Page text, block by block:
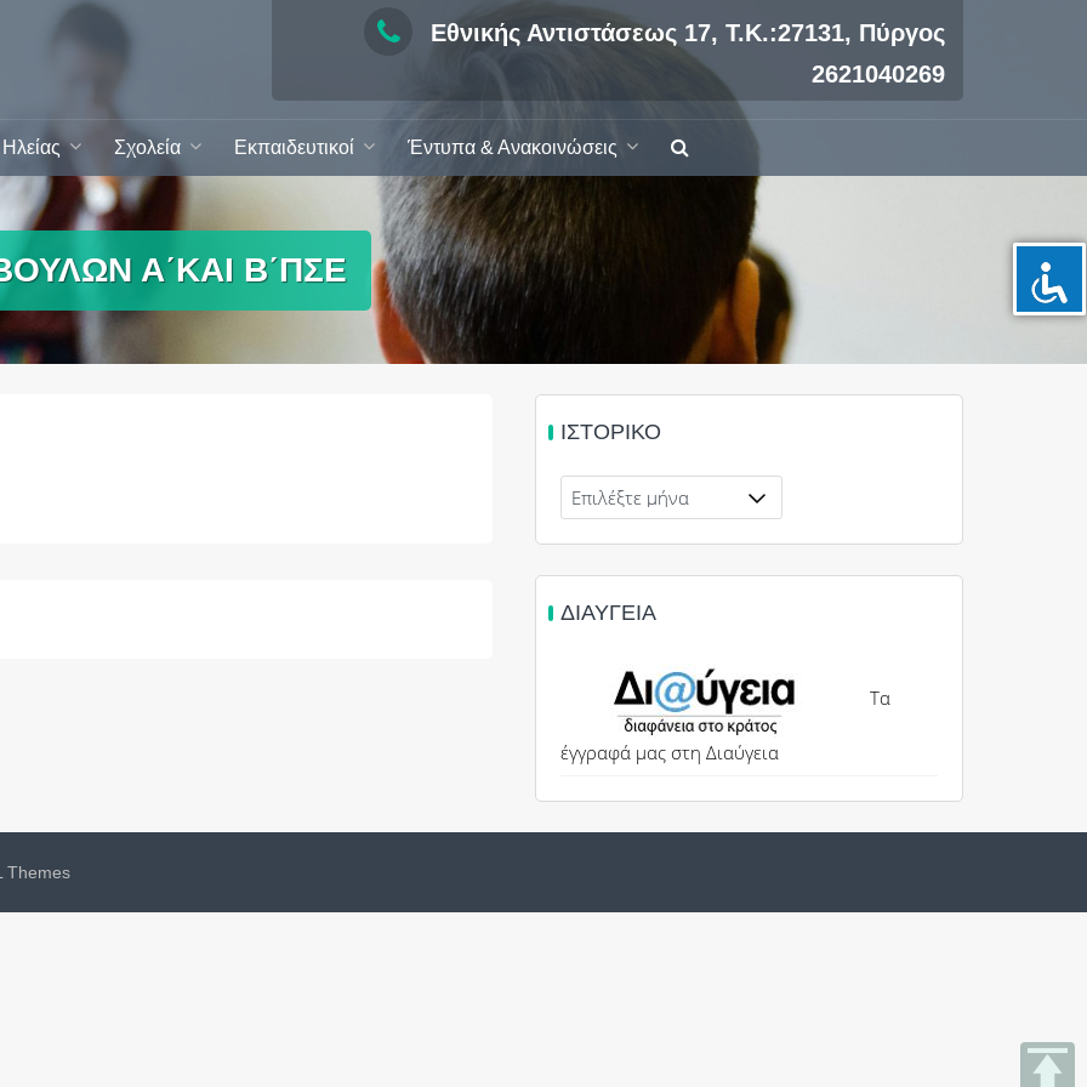
Εθνικής Αντιστάσεως 17, Τ.Κ.:27131, Πύργος
2621040269
Σχολεία Εκπαιδευτικοί Έντυπα & Ανακοινώσεις
Α΄ΚΑΙ Β΄ΠΣΕ
ΙΣΤΟΡΙΚΌ
Ιστορικό
ΔΙΑΎΓΕΙΑ
Τα
έγγραφά μας στη Διαύγεια
Themes